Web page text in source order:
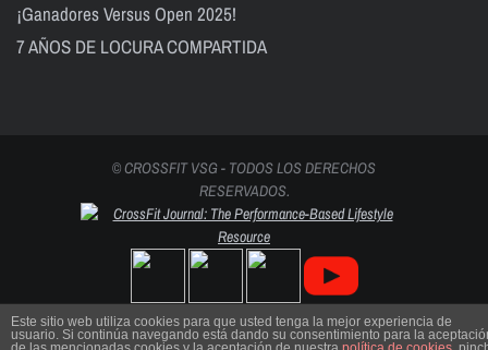
¡Ganadores Versus Open 2025!
7 AÑOS DE LOCURA COMPARTIDA
© CROSSFIT VSG - TODOS LOS DERECHOS
RESERVADOS.
Este sitio web utiliza cookies para que usted tenga la mejor experiencia de
usuario. Si continúa navegando está dando su consentimiento para la